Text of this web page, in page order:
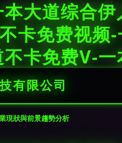
大道综合
卡免费视频
卡免费V-
有限公司
現狀與前景趨勢分析